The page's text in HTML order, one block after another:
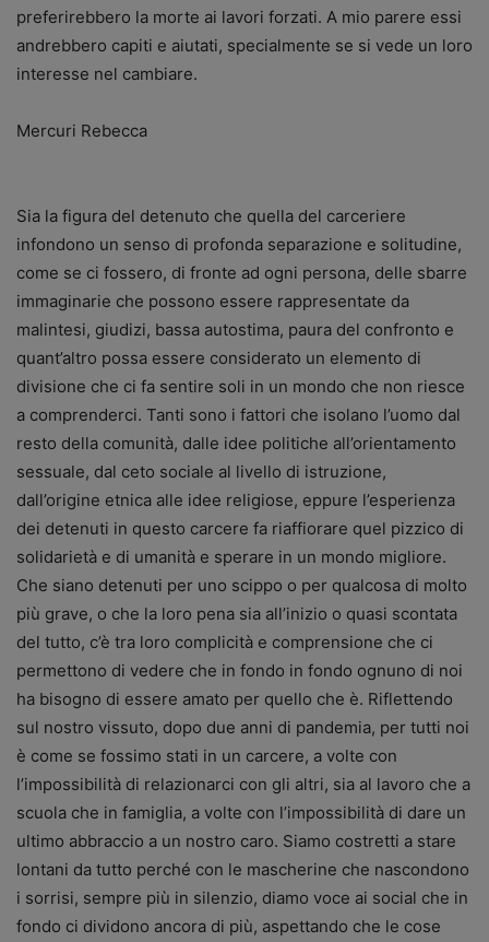
preferirebbero la morte ai lavori forzati. A mio parere essi
andrebbero capiti e aiutati, specialmente se si vede un loro
interesse nel cambiare.
Mercuri Rebecca
Sia la figura del detenuto che quella del carceriere
infondono un senso di profonda separazione e solitudine,
come se ci fossero, di fronte ad ogni persona, delle sbarre
immaginarie che possono essere rappresentate da
malintesi, giudizi, bassa autostima, paura del confronto e
quant’altro possa essere considerato un elemento di
divisione che ci fa sentire soli in un mondo che non riesce
a comprenderci. Tanti sono i fattori che isolano l’uomo dal
resto della comunità, dalle idee politiche all’orientamento
sessuale, dal ceto sociale al livello di istruzione,
dall’origine etnica alle idee religiose, eppure l’esperienza
dei detenuti in questo carcere fa riaffiorare quel pizzico di
solidarietà e di umanità e sperare in un mondo migliore.
Che siano detenuti per uno scippo o per qualcosa di molto
più grave, o che la loro pena sia all’inizio o quasi scontata
del tutto, c’è tra loro complicità e comprensione che ci
permettono di vedere che in fondo in fondo ognuno di noi
ha bisogno di essere amato per quello che è. Riflettendo
sul nostro vissuto, dopo due anni di pandemia, per tutti noi
è come se fossimo stati in un carcere, a volte con
l’impossibilità di relazionarci con gli altri, sia al lavoro che a
scuola che in famiglia, a volte con l’impossibilità di dare un
ultimo abbraccio a un nostro caro. Siamo costretti a stare
lontani da tutto perché con le mascherine che nascondono
i sorrisi, sempre più in silenzio, diamo voce ai social che in
fondo ci dividono ancora di più, aspettando che le cose